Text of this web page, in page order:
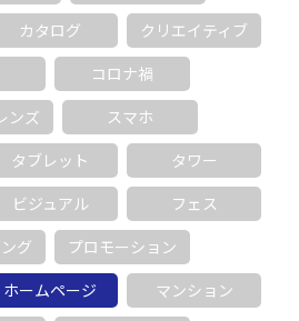
カタログ
クリエイティブ
コロナ禍
ンズ
スマホ
タブレット
タワー
ビジュアル
フェス
グ
プロモーション
ホームページ
マンション